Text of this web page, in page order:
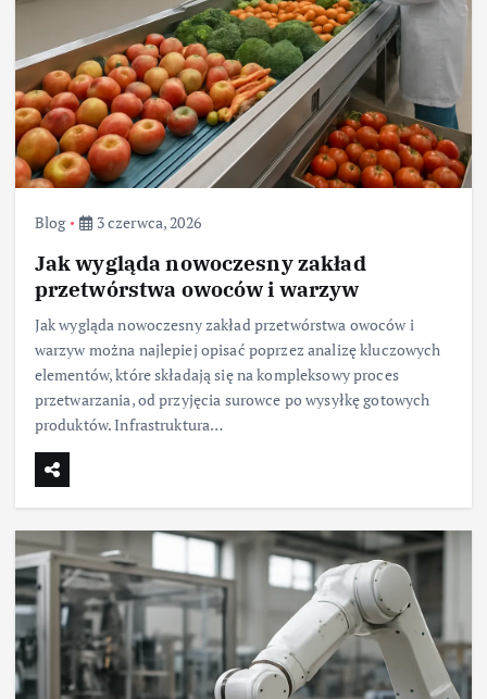
Blog 3 czerwca, 2026
Jak wygląda nowoczesny zakład
przetwórstwa owoców i warzyw
Jak wygląda nowoczesny zakład przetwórstwa owoców i
warzyw można najlepiej opisać poprzez analizę kluczowych
elementów, które składają się na kompleksowy proces
przetwarzania, od przyjęcia surowce po wysyłkę gotowych
produktów. Infrastruktura…